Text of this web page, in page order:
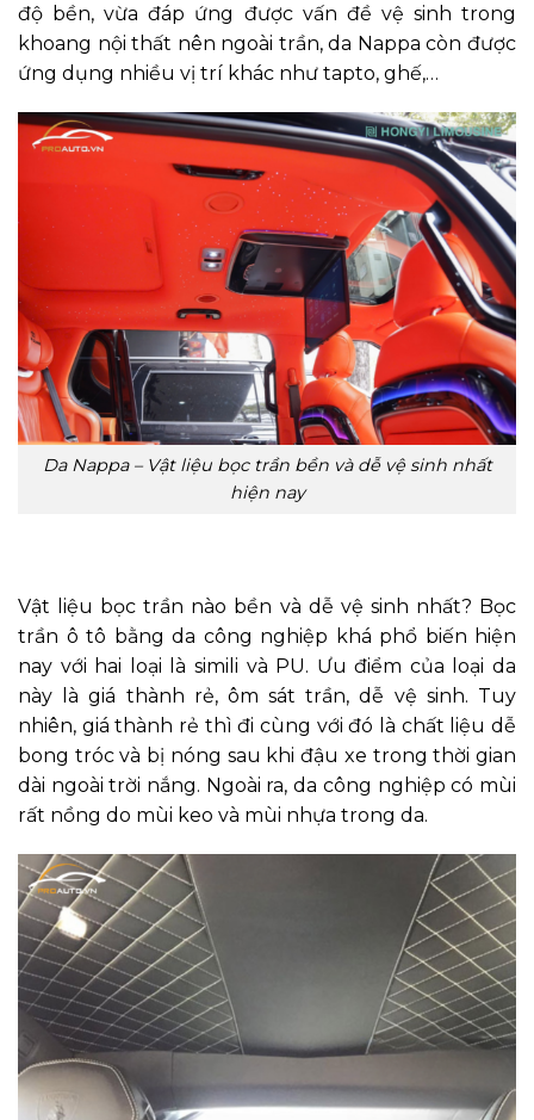
độ bền, vừa đáp ứng được vấn đề vệ sinh trong
khoang nội thất nên ngoài trần, da Nappa còn được
ứng dụng nhiều vị trí khác như tapto, ghế,…
Da Nappa – Vật liệu bọc trần bền và dễ vệ sinh nhất
hiện nay
Vật liệu bọc trần nào bền và dễ vệ sinh nhất? Bọc
trần ô tô bằng da công nghiệp khá phổ biến hiện
nay với hai loại là simili và PU. Ưu điểm của loại da
này là giá thành rẻ, ôm sát trần, dễ vệ sinh. Tuy
nhiên, giá thành rẻ thì đi cùng với đó là chất liệu dễ
bong tróc và bị nóng sau khi đậu xe trong thời gian
dài ngoài trời nắng. Ngoài ra, da công nghiệp có mùi
rất nồng do mùi keo và mùi nhựa trong da.